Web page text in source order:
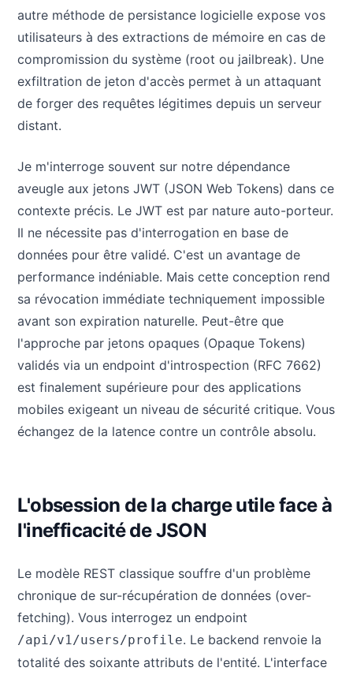
autre méthode de persistance logicielle expose vos
utilisateurs à des extractions de mémoire en cas de
compromission du système (root ou jailbreak). Une
exfiltration de jeton d'accès permet à un attaquant
de forger des requêtes légitimes depuis un serveur
distant.
Je m'interroge souvent sur notre dépendance
aveugle aux jetons JWT (JSON Web Tokens) dans ce
contexte précis. Le JWT est par nature auto-porteur.
Il ne nécessite pas d'interrogation en base de
données pour être validé. C'est un avantage de
performance indéniable. Mais cette conception rend
sa révocation immédiate techniquement impossible
avant son expiration naturelle. Peut-être que
l'approche par jetons opaques (Opaque Tokens)
validés via un endpoint d'introspection (RFC 7662)
est finalement supérieure pour des applications
mobiles exigeant un niveau de sécurité critique. Vous
échangez de la latence contre un contrôle absolu.
L'obsession de la charge utile face à
l'inefficacité de JSON
Le modèle REST classique souffre d'un problème
chronique de sur-récupération de données (over-
fetching). Vous interrogez un endpoint
/api/v1/users/profile. Le backend renvoie la
totalité des soixante attributs de l'entité. L'interface